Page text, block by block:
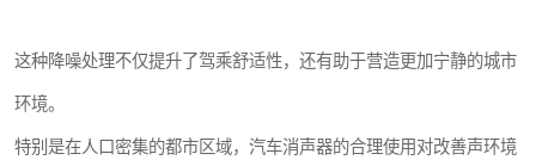
这种降噪处理不仅提升了驾乘舒适性，还有助于营造更加宁静的城市
环境。
特别是在人口密集的都市区域，汽车消声器的合理使用对改善声环境